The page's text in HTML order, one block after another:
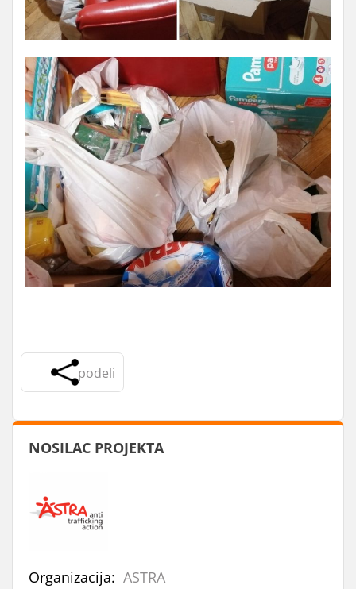
podeli
NOSILAC PROJEKTA
Organizacija: ASTRA